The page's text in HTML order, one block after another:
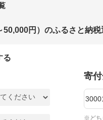
50,000円）のふるさと納
る
寄
※どち